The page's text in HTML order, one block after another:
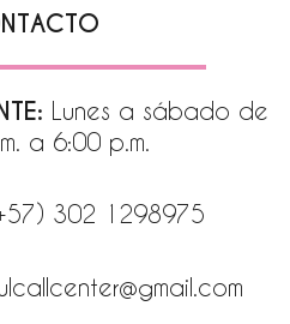
Lunes a sábado de
a 6:00 p.m.
302 1298975